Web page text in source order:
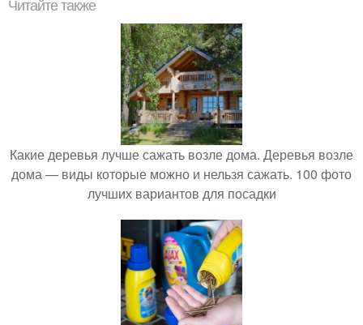
Читайте также
Какие деревья лучше сажать возле дома. Деревья возле
дома — виды которые можно и нельзя сажать. 100 фото
лучших вариантов для посадки